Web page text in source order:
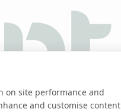
on site performance and
and customise content